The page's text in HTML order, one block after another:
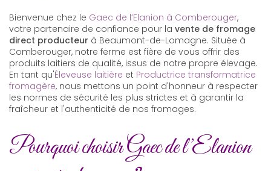
Bienvenue chez le Gaec de l’Elanion à Comberouger,
votre partenaire de confiance pour la vente de fromage
direct producteur à Beaumont-de-Lomagne. Située à
Comberouger, notre ferme est fière de vous offrir des
produits laitiers de qualité, issus de notre propre élevage.
En tant qu'Éleveuse laitière et Productrice transformatrice
fromagère, nous mettons un point d'honneur à respecter
les normes de sécurité les plus strictes et à garantir la
fraîcheur et l'authenticité de nos fromages.
Pourquoi choisir Gaec de l’Elanion